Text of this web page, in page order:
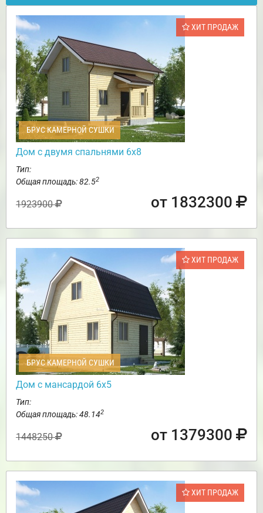
ХИТ ПРОДАЖ
БРУС КАМЕРНОЙ СУШКИ
Дом с двумя спальнями 6х8
Тип:
Общая площадь: 82.52
1923900 от 1832300
ХИТ ПРОДАЖ
БРУС КАМЕРНОЙ СУШКИ
Дом с мансардой 6х5
Тип:
Общая площадь: 48.142
1448250 от 1379300
ХИТ ПРОДАЖ